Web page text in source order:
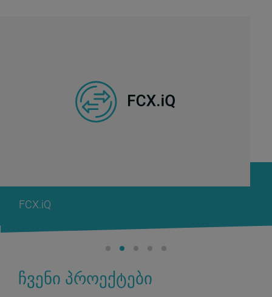
FCX.iQ
ჩვენი პროექტები